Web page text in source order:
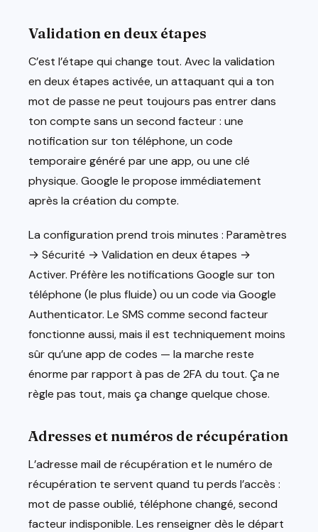
Validation en deux étapes
C’est l’étape qui change tout. Avec la validation
en deux étapes activée, un attaquant qui a ton
mot de passe ne peut toujours pas entrer dans
ton compte sans un second facteur : une
notification sur ton téléphone, un code
temporaire généré par une app, ou une clé
physique. Google le propose immédiatement
après la création du compte.
La configuration prend trois minutes : Paramètres
→ Sécurité → Validation en deux étapes →
Activer. Préfère les notifications Google sur ton
téléphone (le plus fluide) ou un code via Google
Authenticator. Le SMS comme second facteur
fonctionne aussi, mais il est techniquement moins
sûr qu’une app de codes — la marche reste
énorme par rapport à pas de 2FA du tout. Ça ne
règle pas tout, mais ça change quelque chose.
Adresses et numéros de récupération
L’adresse mail de récupération et le numéro de
récupération te servent quand tu perds l’accès :
mot de passe oublié, téléphone changé, second
facteur indisponible. Les renseigner dès le départ